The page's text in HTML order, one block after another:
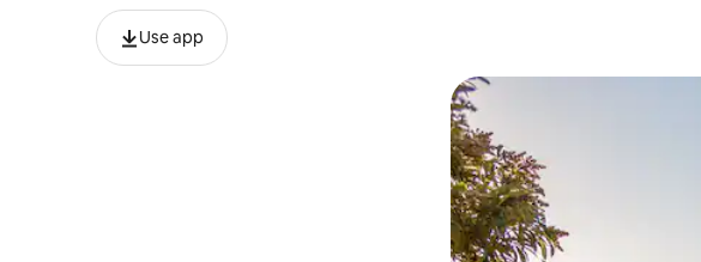
Use app